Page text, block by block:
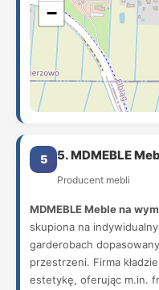
−
5 5. MDMEBLE
Producent mebli
MDMEBLE Meble na
skupiona na
garderobach
przestrzeni. Firma
estetykę, oferując m.in.